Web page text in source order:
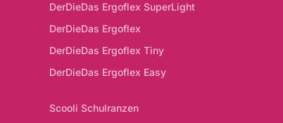
DerDieDas Ergoflex SuperLight
DerDieDas Ergoflex
DerDieDas Ergoflex Tiny
DerDieDas Ergoflex Easy
Scooli Schulranzen